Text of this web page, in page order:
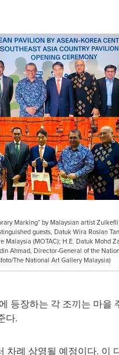
Marking” by Malaysian artist
guests, Datuk Wira Roslan
Malaysia (MOTAC); H.E. Datuk Mohd
Ahmad, Director-General of the
The National Art Gallery Malaysia)
등장하는 각 조끼는 마을
다.
례 상영될 예정이다. 이